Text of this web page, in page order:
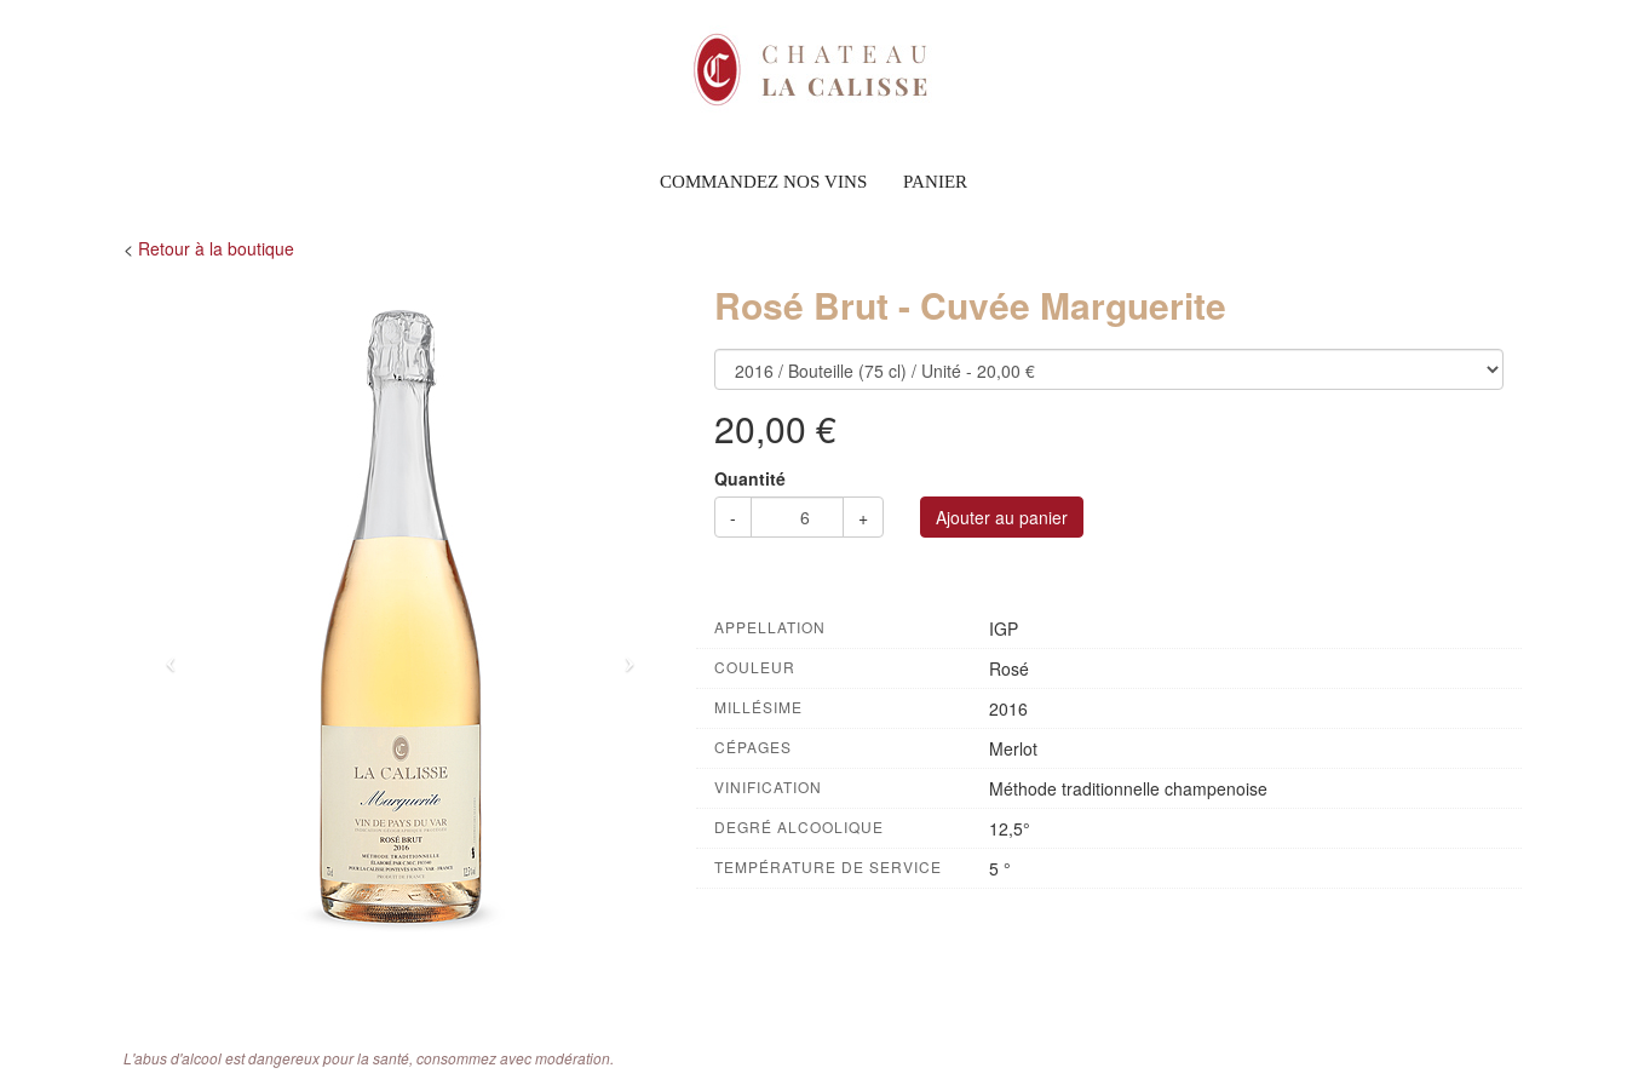
COMMANDEZ NOS VINS PANIER
< Retour à la boutique
L'abus d'alcool est dangereux pour la santé, consommez avec modération.
Rosé Brut - Cuvée Marguerite
20,00 €
Quantité
-
+ Ajouter au panier
APPELLATION IGP
COULEUR Rosé
MILLÉSIME 2016
CÉPAGES Merlot
VINIFICATION Méthode traditionnelle champenoise
DEGRÉ ALCOOLIQUE 12,5°
TEMPÉRATURE DE SERVICE 5 °